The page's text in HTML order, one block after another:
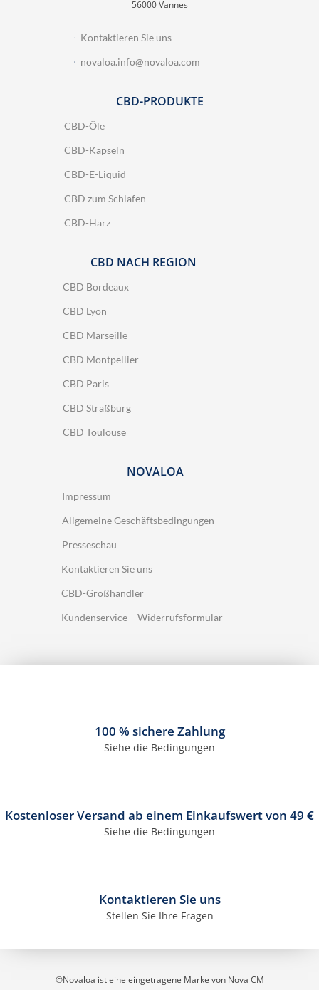
56000 Vannes
Kontaktieren Sie uns
novaloa.info@novaloa.com
CBD-PRODUKTE
CBD-Öle
CBD-Kapseln
CBD-E-Liquid
CBD zum Schlafen
CBD-Harz
CBD NACH REGION
CBD Bordeaux
CBD Lyon
CBD Marseille
CBD Montpellier
CBD Paris
CBD Straßburg
CBD Toulouse
NOVALOA
Impressum
Allgemeine Geschäftsbedingungen
Presseschau
Kontaktieren Sie uns
CBD-Großhändler
Kundenservice – Widerrufsformular
100 % sichere Zahlung
Siehe die Bedingungen
Kostenloser Versand ab einem Einkaufswert von 49 €
Siehe die Bedingungen
Kontaktieren Sie uns
Stellen Sie Ihre Fragen
©Novaloa ist eine eingetragene Marke von Nova CM